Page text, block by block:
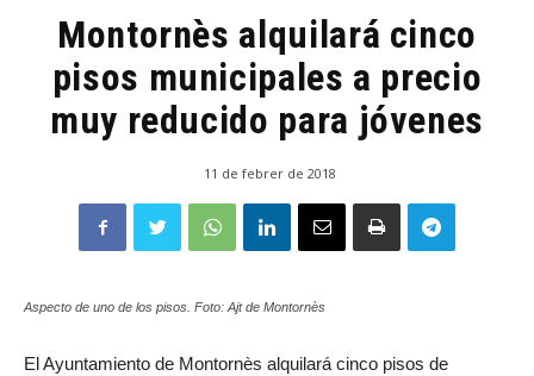
Montornès alquilará cinco
pisos municipales a precio
muy reducido para jóvenes
11 de febrer de 2018
Aspecto de uno de los pisos. Foto: Ajt de Montornès
El Ayuntamiento de Montornès alquilará cinco pisos de